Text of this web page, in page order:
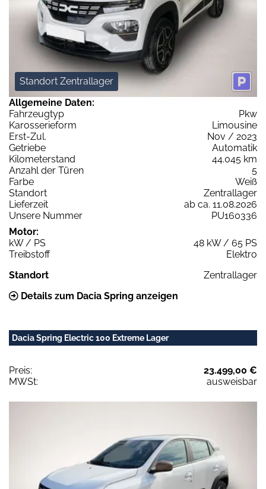
Standort Zentrallager
Allgemeine Daten:
Fahrzeugtyp
Pkw
Karosserieform
Limousine
Erst-Zul.
Nov / 2023
Getriebe
Automatik
Kilometerstand
44.045 km
Anzahl der Türen
5
Farbe
Weiß
Standort
Zentrallager
Lieferzeit
ab ca. 11.08.2026
Unsere Nummer
PU160336
Motor:
kW / PS
48 kW / 65 PS
Treibstoff
Elektro
Standort
Zentrallager
Details zum Dacia Spring anzeigen
Dacia Spring Electric 100 Extreme Lager
Preis:
23.499,00 €
MWSt:
ausweisbar